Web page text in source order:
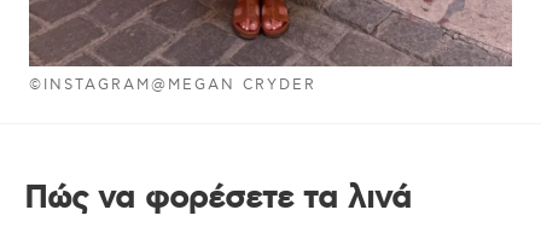
©INSTAGRAM@MEGAN CRYDER
Πώς να φορέσετε τα λινά